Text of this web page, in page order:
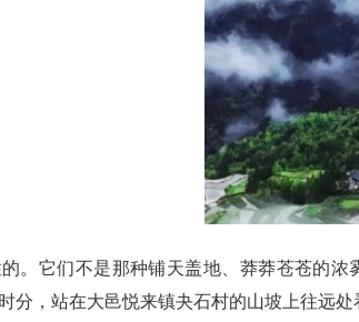
。它们不是那种铺天盖地、莽莽苍苍的
分，站在大邑悦来镇夬石村的山坡上往远